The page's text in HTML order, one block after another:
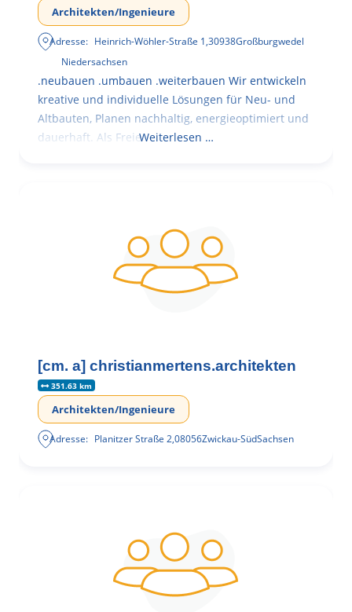
Architekten/Ingenieure
Adresse: Heinrich-Wöhler-Straße 1,30938Großburgwedel
Niedersachsen
.neubauen .umbauen .weiterbauen Wir entwickeln
kreative und individuelle Lösungen für Neu- und
Altbauten, Planen nachhaltig, energieoptimiert und
dauerhaft. Als FreieWeiterlesen …
[cm. a] christianmertens.architekten
351.63 km
Architekten/Ingenieure
Adresse: Planitzer Straße 2,08056Zwickau-SüdSachsen